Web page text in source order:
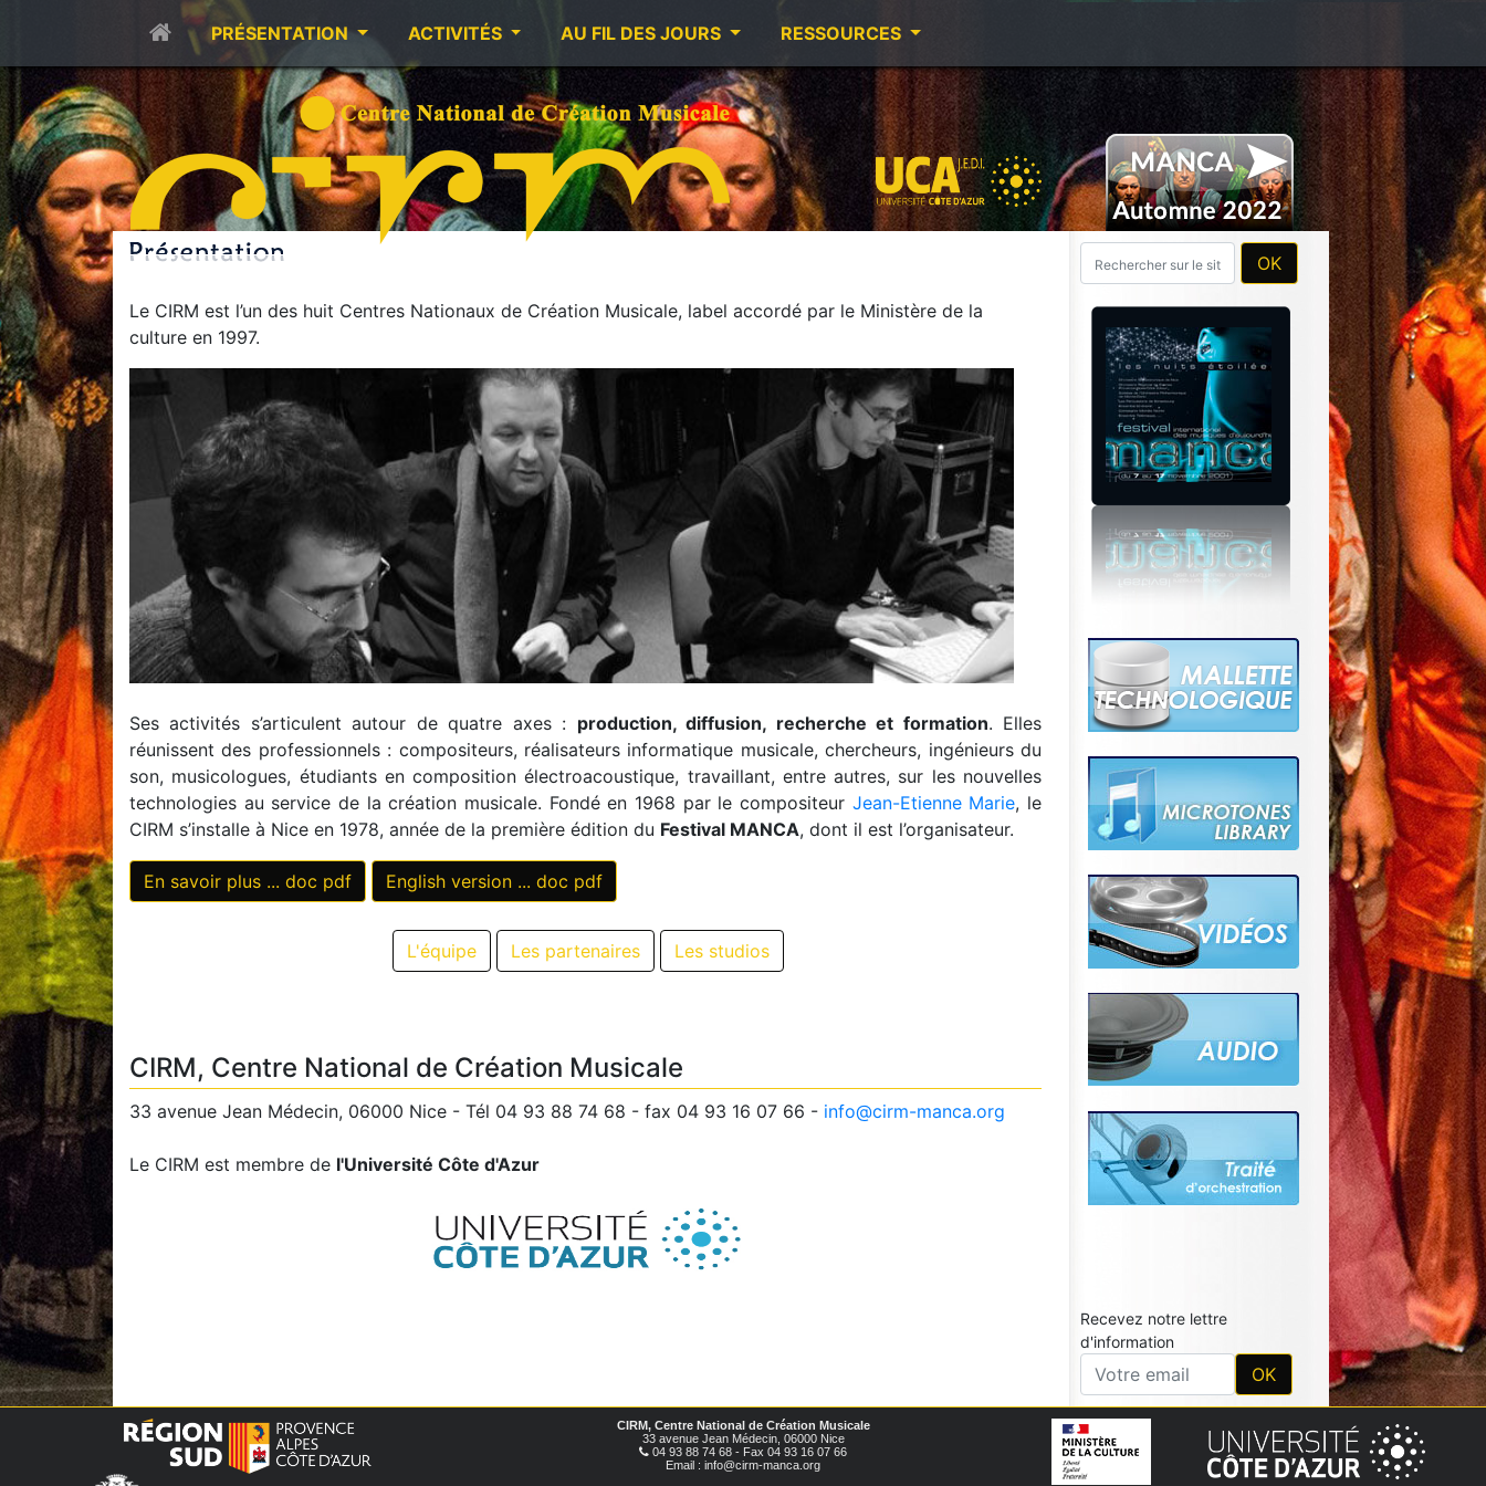
PRÉSENTATION ACTIVITÉS AU FIL DES JOURS RESSOURCES
Le CIRM est l’un des huit Centres Nationaux de Création Musicale, label accordé par le Ministère de la
culture en 1997.
Ses activités s’articulent autour de quatre axes : production, diffusion, recherche et formation. Elles
réunissent des professionnels : compositeurs, réalisateurs informatique musicale, chercheurs, ingénieurs du
son, musicologues, étudiants en composition électroacoustique, travaillant, entre autres, sur les nouvelles
technologies au service de la création musicale. Fondé en 1968 par le compositeur Jean-Etienne Marie, le
CIRM s’installe à Nice en 1978, année de la première édition du Festival MANCA, dont il est l’organisateur.
En savoir plus ... doc pdf English version ... doc pdf
L'équipe Les partenaires Les studios
CIRM, Centre National de Création Musicale
33 avenue Jean Médecin, 06000 Nice - Tél 04 93 88 74 68 - fax 04 93 16 07 66 - info@cirm-manca.org
Le CIRM est membre de l'Université Côte d'Azur
Recevez notre lettre
d'information
CIRM, Centre National de Création Musicale
33 avenue Jean Médecin, 06000 Nice
04 93 88 74 68 - Fax 04 93 16 07 66
Email : info@cirm-manca.org